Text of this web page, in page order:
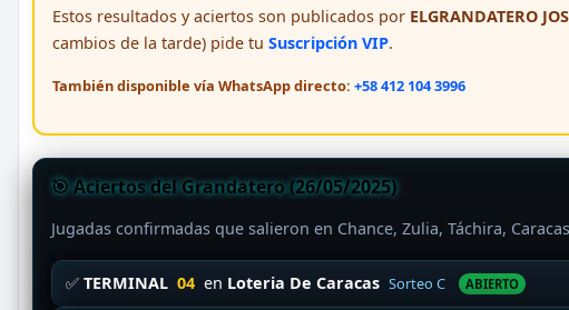
Estos resultados y aciertos son publicados por ELGRANDATERO
cambios de la tarde) pide tu Suscripción VIP.
También disponible vía WhatsApp directo: +58 412 104 3996
🎯 Aciertos del Grandatero (26/05/2025)
Jugadas confirmadas que salieron en Chance, Zulia, Táchira,
✅ TERMINAL 04 en Loteria De Caracas Sorteo C ABIERTO